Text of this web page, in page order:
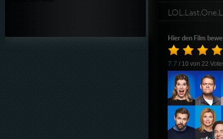
Hier den Film
7.7 / 10 von22